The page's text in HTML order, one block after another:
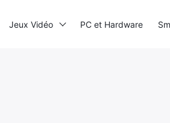
Jeux Vidéo PC et Hardware